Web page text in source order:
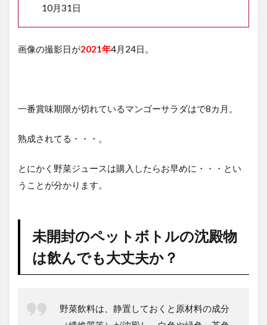
10月31日
画像の撮影日が2021年4月24日。
一番賞味期限が切れているマンゴーサラダはで8カ月。
熟成されてる・・・。
とにかく野菜ジュースは購入したらお早めに・・・とい
うことが分かります。
未開封のペットボトルの沈殿物
は飲んでも大丈夫か？
野菜飲料は、静置しておくと原材料の成分